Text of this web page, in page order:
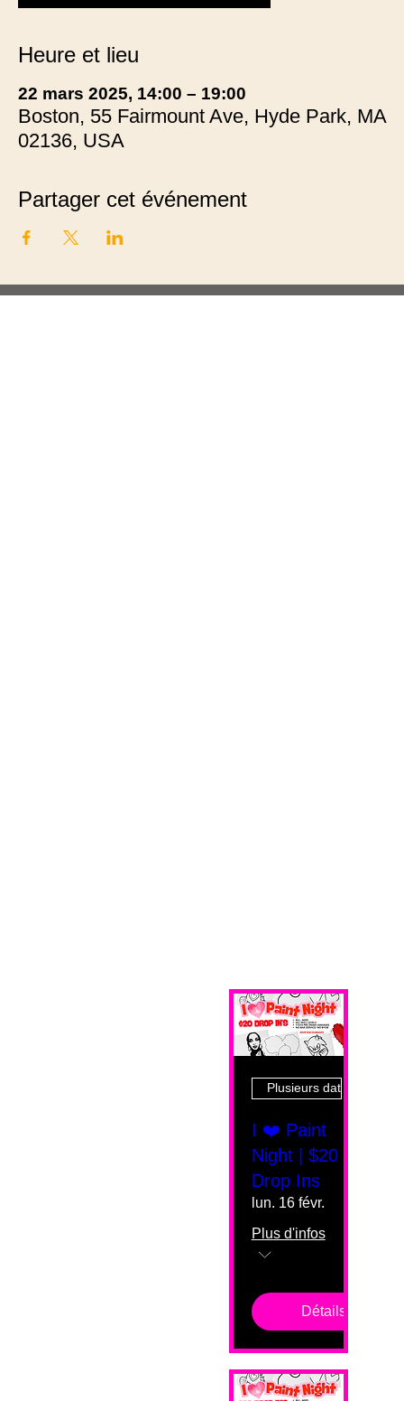
Heure et lieu
22 mars 2025, 14:00 – 19:00
Boston, 55 Fairmount Ave, Hyde Park, MA
02136, USA
Partager cet événement
Plusieurs dates
I ❤️ Paint
Night | $20
Drop Ins
lun. 16 févr.
Plus d'infos
Détails